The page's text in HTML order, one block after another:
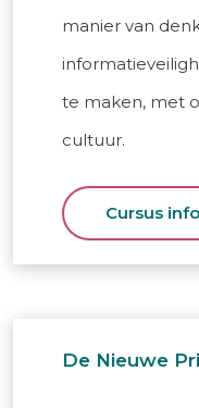
manier van
te maken, met
cultuur.
Cursus
De Nieuwe